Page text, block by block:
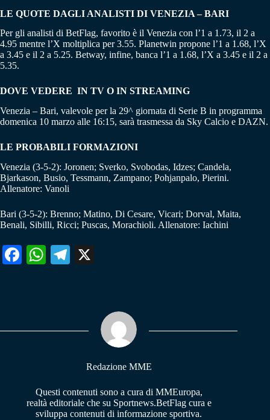
LE QUOTE DAGLI ANALISTI DI VENEZIA – BARI
Per gli analisti di BetFlag, favorito è il Venezia con l’1 a 1.73, il 2 a
4.95 mentre l’X moltiplica per 3.55. Planetwin propone l’1 a 1.68, l’X
a 3.45 e il 2 a 5.25. Betway, infine, banca l’1 a 1.68, l’X a 3.45 e il 2 a
5.35.
DOVE VEDERE IN TV O IN STREAMING
Venezia – Bari, valevole per la 29^ giornata di Serie B in programma
domenica 10 marzo alle 16:15, sarà trasmessa da Sky Calcio e DAZN.
LE PROBABILI FORMAZIONI
Venezia (3-5-2): Joronen; Sverko, Svobodas, Idzes; Candela,
Bjarkason, Busio, Tessmann, Zampano; Pohjanpalo, Pierini.
Allenatore: Vanoli
Bari (3-5-2): Brenno; Matino, Di Cesare, Vicari; Dorval, Maita,
Benali, Sibilli, Ricci; Puscas, Morachioli. Allenatore: Iachini
Fa W
pp
Te
m
Redazione MME
Questi contenuti sono a cura di MMEuropa,
realtà editoriale che su Sportnews.BetFlag cura e
sviluppa contenuti di informazione sportiva.